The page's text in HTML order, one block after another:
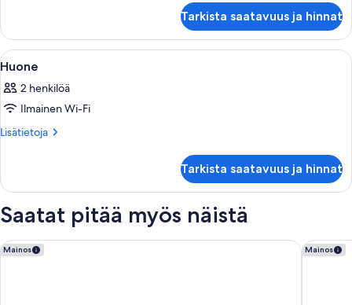
(guests
may
experience
noise)
Tarkista saatavuus ja hinnat
Avaa
kaikki
huonetyypin
Huone
kuvat
Kannettavalle tietokoneelle sopiva
14
Huone
2 henkilöä
Ilmainen Wi-Fi
Lisätietoja
Lisätietoja
Tarkista saatavuus ja hinnat
Saatat pitää myös näistä
Mainos
Swiss-Belsuites Pounamu Queenstown Mainos
Swiss-